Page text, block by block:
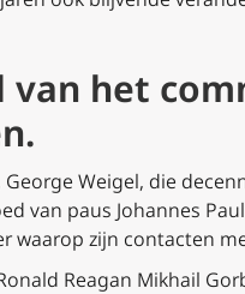
van het
Weigel, die
van paus Johannes
waarop zijn contacten
Reagan Mikhail